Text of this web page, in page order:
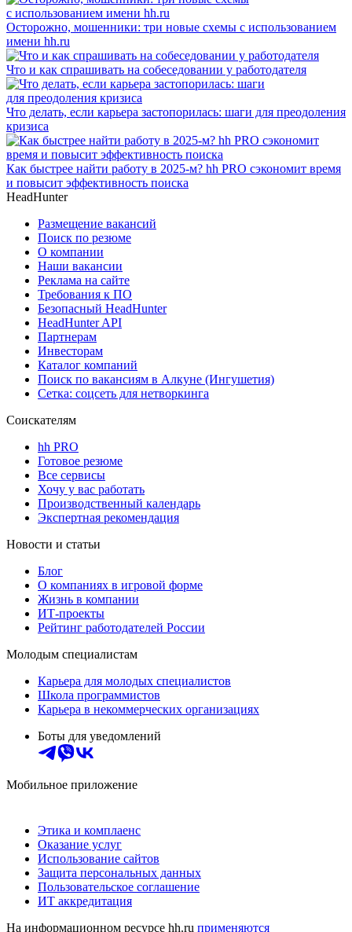
Осторожно, мошенники: три новые схемы с использованием
имени hh.ru
Что и как спрашивать на собеседовании у работодателя
Что делать, если карьера застопорилась: шаги для преодоления
кризиса
Как быстрее найти работу в 2025-м? hh PRO сэкономит время
и повысит эффективность поиска
HeadHunter
Размещение вакансий
Поиск по резюме
О компании
Наши вакансии
Реклама на сайте
Требования к ПО
Безопасный HeadHunter
HeadHunter API
Партнерам
Инвесторам
Каталог компаний
Поиск по вакансиям в Алкуне (Ингушетия)
Сетка: соцсеть для нетворкинга
Соискателям
hh PRO
Готовое резюме
Все сервисы
Хочу у вас работать
Производственный календарь
Экспертная рекомендация
Новости и статьи
Блог
О компаниях в игровой форме
Жизнь в компании
ИТ-проекты
Рейтинг работодателей России
Молодым специалистам
Карьера для молодых специалистов
Школа программистов
Карьера в некоммерческих организациях
Боты для уведомлений
Мобильное приложение
Этика и комплаенс
Оказание услуг
Использование сайтов
Защита персональных данных
Пользовательское соглашение
ИТ аккредитация
На информационном ресурсе hh.ru применяются